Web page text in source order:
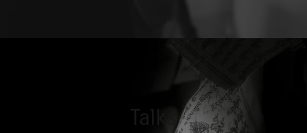
Talks